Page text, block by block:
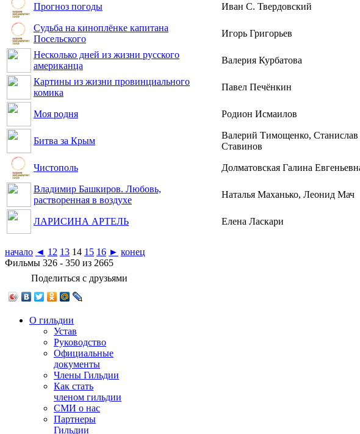
Прогноз погоды Иван С. Твердовский
Судьба на киноплёнке капитана
Посельского
Игорь Григорьев
Несколько дней из жизни русского
американца
Валерия Курбатова
Картины из жизни провинциального
комика
Павел Печёнкин
Моя родня Родион Исмаилов
Битва за Крым
Валерий Тимощенко, Станислав
Ставинов
Чистополь Долматовская Галина
Владимир Башкиров. Любовь,
растворенная в воздухе
Наталья Маханько, Леонид Мач
ЛАРИСИНА АРТЕЛЬ Елена Ласкари
начало ◄ 12 13 14 15 16 ► конец
Фильмы 326 - 350 из 2665
Поделиться с друзьями
О гильдии
Устав
Руководство
Официальные
документы
Члены Гильдии
Как стать
членом гильдии
СМИ о нас
Партнеры
Гильдии